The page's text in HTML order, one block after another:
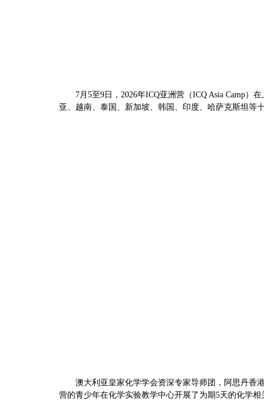
7月5至9日，2026年ICQ亚洲营（ICQ Asia Camp
亚、越南、泰国、新加坡、韩国、印度、哈萨克斯坦等
澳大利亚皇家化学学会资深专家导师团，阿思丹香
营的青少年在化学实验教学中心开展了为期5天的化学